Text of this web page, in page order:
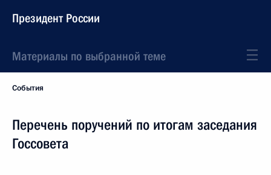
Президент России
Материалы по выбранной теме
События
Перечень поручений по итогам заседания
Госсовета